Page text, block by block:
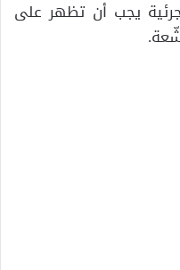
يجب أن تظهر على